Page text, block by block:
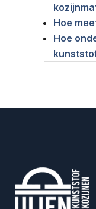
Hoe
Hoe